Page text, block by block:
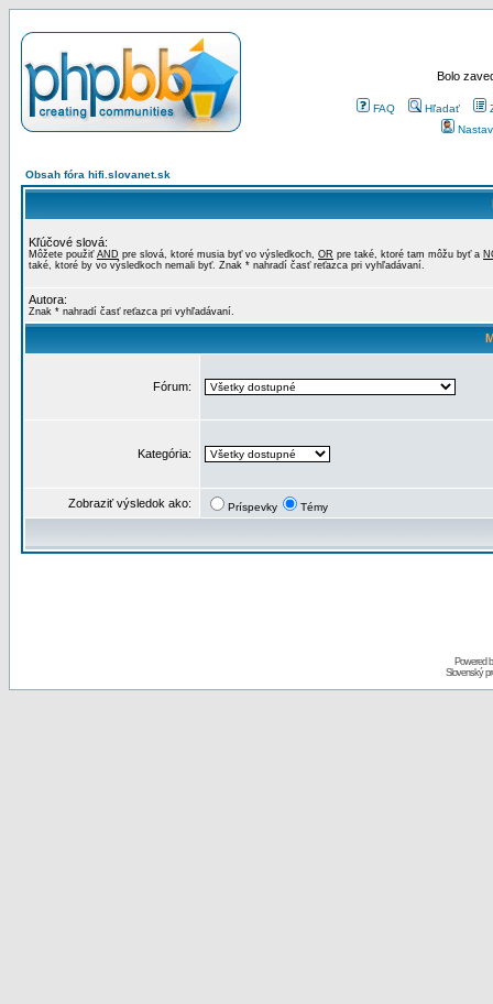
Bolo
FAQ Hľadať
Obsah fóra hifi.slovanet.sk
Kľúčové slová:
Môžete použiť AND pre slová, ktoré musia byť vo výsledkoch, OR pre také, ktoré tam môžu byť a
také, ktoré by vo výsledkoch nemali byť. Znak * nahradí časť reťazca pri vyhľadávaní.
Autora:
Znak * nahradí časť reťazca pri vyhľadávaní.
Fórum:
Kategória:
Zobraziť výsledok ako: Príspevky Témy
Powered
Slovenský